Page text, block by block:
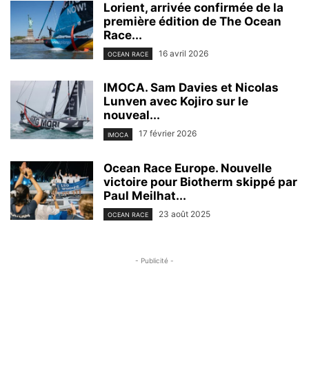
Lorient, arrivée confirmée de la
première édition de The Ocean
Race...
OCEAN RACE 16 avril 2026
IMOCA. Sam Davies et Nicolas
Lunven avec Kojiro sur le
nouveal...
IMOCA 17 février 2026
Ocean Race Europe. Nouvelle
victoire pour Biotherm skippé par
Paul Meilhat...
OCEAN RACE 23 août 2025
- Publicité -